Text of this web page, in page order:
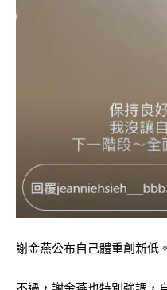
謝金燕公布自己體重創新低